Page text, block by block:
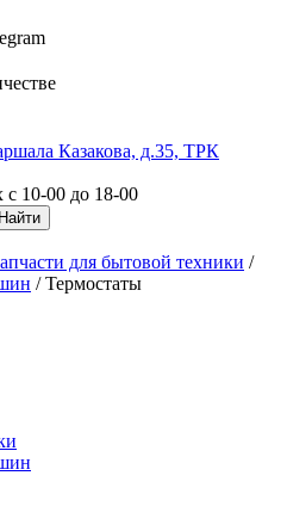
Казакова, д.35, ТРК
10-00 до 18-00
для бытовой техники /
/Термостаты